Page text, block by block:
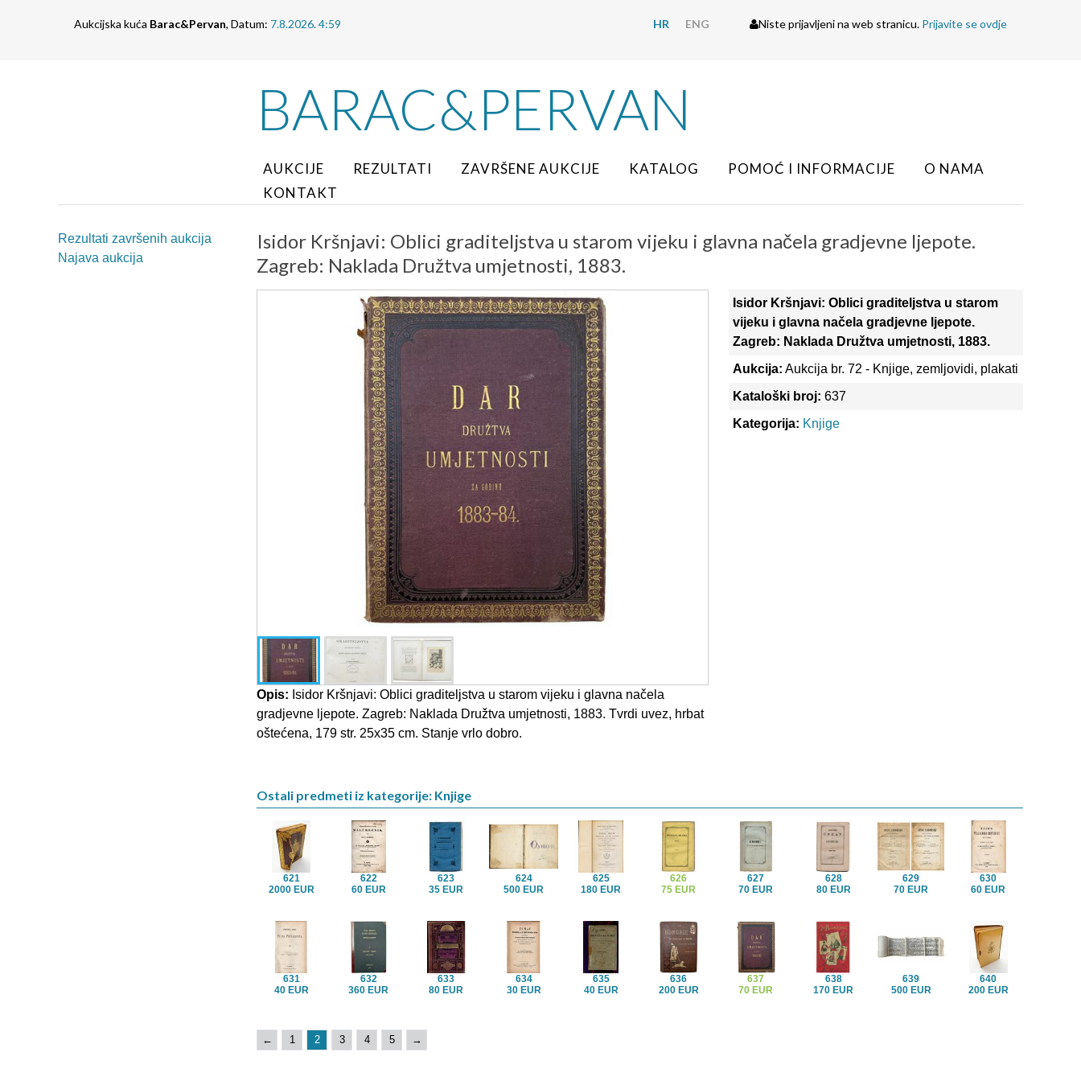
Aukcijska kuća Barac&Pervan, Datum: 7.8.2026. 4:59 HR ENG Niste prijavljeni na web stranicu. Prijavite se ovdje
BARAC&PERVAN
AUKCIJE REZULTATI ZAVRŠENE AUKCIJE KATALOG POMOĆ I INFORMACIJE
O NAMA
KONTAKT
Rezultati završenih aukcija
Najava aukcija
Isidor Kršnjavi: Oblici graditeljstva u starom vijeku i glavna načela gradjevne ljepote.
Zagreb: Naklada Družtva umjetnosti, 1883.
Opis: Isidor Kršnjavi: Oblici graditeljstva u starom vijeku i glavna načela
gradjevne ljepote. Zagreb: Naklada Družtva umjetnosti, 1883. Tvrdi uvez, hrbat
oštećena, 179 str. 25x35 cm. Stanje vrlo dobro.
Isidor Kršnjavi: Oblici graditeljstva u starom
vijeku i glavna načela gradjevne ljepote.
Zagreb: Naklada Družtva umjetnosti, 1883.
Aukcija: Aukcija br. 72 - Knjige, zemljovidi, plakati
Kataloški broj: 637
Kategorija: Knjige
Ostali predmeti iz kategorije: Knjige
621
2000 EUR
622
60 EUR
623
35 EUR
624
500 EUR
625
180 EUR
626
75 EUR
627
70 EUR
628
80 EUR
629
70 EUR
630
60 EUR
631
40 EUR
632
360 EUR
633
80 EUR
634
30 EUR
635
40 EUR
636
200 EUR
637
70 EUR
638
170 EUR
639
500 EUR
640
200 EUR
← 1 2 3 4 5 →